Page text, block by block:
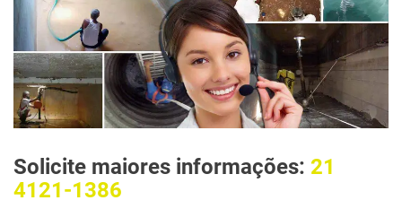
Solicite maiores informações: 21
4121-1386